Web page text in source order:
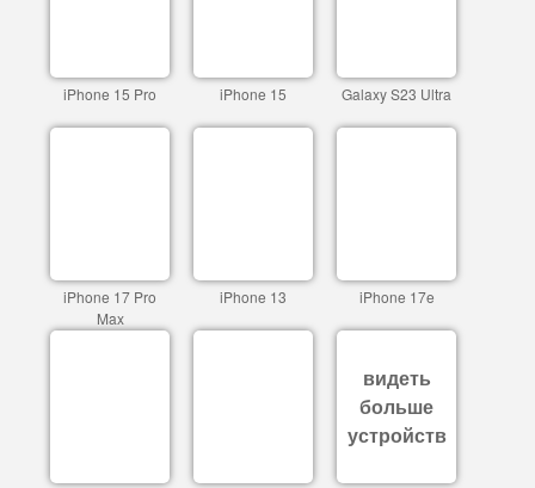
iPhone 15 Pro iPhone 15 Galaxy S23 Ultra
iPhone 17 Pro
Max
iPhone 13 iPhone 17e
видеть
больше
устройств